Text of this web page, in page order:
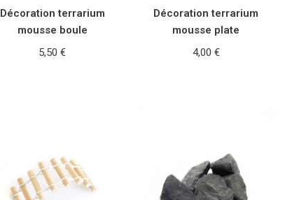
Décoration terrarium
mousse boule
5,50€
Décoration terrarium
mousse plate
4,00 €